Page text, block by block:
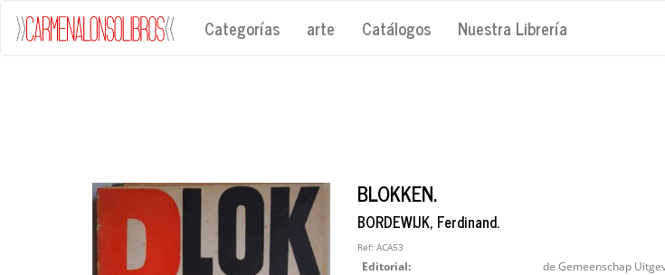
Categorías arte Catálogos Nuestra Librería
BLOKKEN.
BORDEWIJK, Ferdinand.
Ref: ACA53
Editorial:
de Gemeenschap